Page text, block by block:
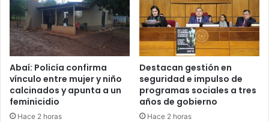
Abaí: Policía confirma
vínculo entre mujer y niño
calcinados y apunta a un
feminicidio
Hace 2 horas
Destacan gestión en
seguridad e impulso de
programas sociales a tres
años de gobierno
Hace 2 horas